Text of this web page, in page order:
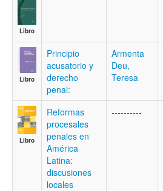
Libro
Libro
Principio
acusatorio y
derecho
penal:
Armenta
Deu,
Teresa
Libro
Reformas
procesales
penales en
América
Latina:
discusiones
locales
----------